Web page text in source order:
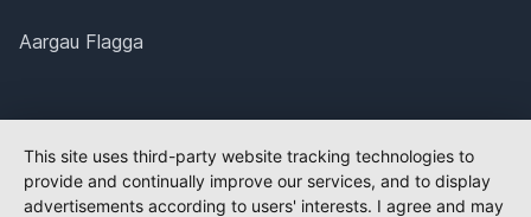
Aargau Flagga
This site uses third-party website tracking technologies to
provide and continually improve our services, and to display
advertisements according to users' interests. I agree and may